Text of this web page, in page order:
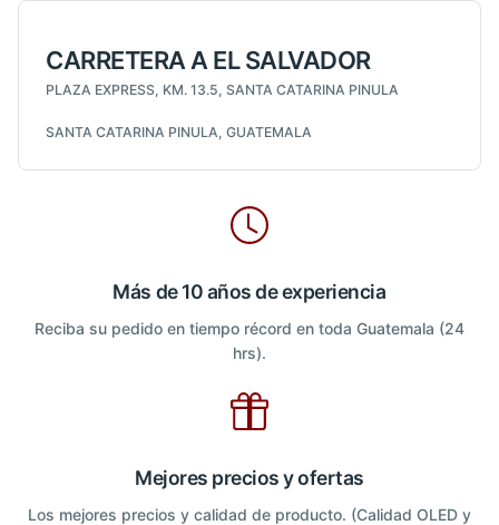
CARRETERA A EL SALVADOR
PLAZA EXPRESS, KM. 13.5, SANTA CATARINA PINULA
SANTA CATARINA PINULA, GUATEMALA
Más de 10 años de experiencia
Reciba su pedido en tiempo récord en toda Guatemala (24
hrs).
Mejores precios y ofertas
Los mejores precios y calidad de producto. (Calidad OLED y